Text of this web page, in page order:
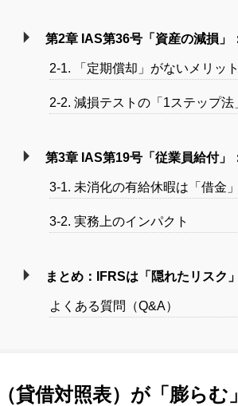
第2章 IAS第36号「資産の減損
2-1. 「定期償却」がないメリッ
2-2. 減損テストの「1ステップ法
第3章 IAS第19号「従業員給付」
3-1. 未消化の有給休暇は「借金
3-2. 実務上のインパクト
まとめ：IFRSは「隠れたリスク
よくある質問（Q&A）
貸借対照表）が「膨らむ